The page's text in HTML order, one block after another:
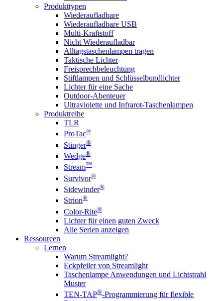
Produkttypen
Wiederaufladbare
Wiederaufladbare USB
Multi-Kraftstoff
Nicht Wiederaufladbar
Alltagstaschenlampen tragen
Taktische Lichter
Freisprechbeleuchtung
Stiftlampen und Schlüsselbundlichter
Lichter für eine Sache
Outdoor-Abenteuer
Ultraviolette und Infrarot-Taschenlampen
Produktreihe
TLR
ProTac®
Stinger®
Wedge®
Stream™
Survivor®
Sidewinder®
Strion®
Color-Rite®
Lichter für einen guten Zweck
Alle Serien anzeigen
Ressourcen
Lernen
Warum Streamlight?
Eckpfeiler von Streamlight
Taschenlampe Anwendungen und Lichtstrahl
Muster
TEN-TAP®-Programmierung für flexible